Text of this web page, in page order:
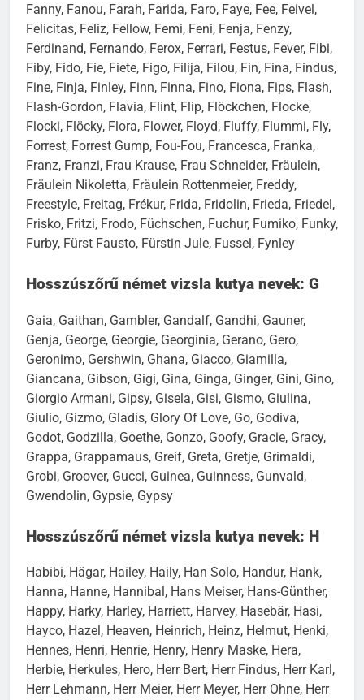
Fanny, Fanou, Farah, Farida, Faro, Faye, Fee, Feivel,
Felicitas, Feliz, Fellow, Femi, Feni, Fenja, Fenzy,
Ferdinand, Fernando, Ferox, Ferrari, Festus, Fever, Fibi,
Fiby, Fido, Fie, Fiete, Figo, Filija, Filou, Fin, Fina, Findus,
Fine, Finja, Finley, Finn, Finna, Fino, Fiona, Fips, Flash,
Flash-Gordon, Flavia, Flint, Flip, Flöckchen, Flocke,
Flocki, Flöcky, Flora, Flower, Floyd, Fluffy, Flummi, Fly,
Forrest, Forrest Gump, Fou-Fou, Francesca, Franka,
Franz, Franzi, Frau Krause, Frau Schneider, Fräulein,
Fräulein Nikoletta, Fräulein Rottenmeier, Freddy,
Freestyle, Freitag, Frékur, Frida, Fridolin, Frieda, Friedel,
Frisko, Fritzi, Frodo, Füchschen, Fuchur, Fumiko, Funky,
Furby, Fürst Fausto, Fürstin Jule, Fussel, Fynley
Hosszúszőrű német vizsla kutya nevek: G
Gaia, Gaithan, Gambler, Gandalf, Gandhi, Gauner,
Genja, George, Georgie, Georginia, Gerano, Gero,
Geronimo, Gershwin, Ghana, Giacco, Giamilla,
Giancana, Gibson, Gigi, Gina, Ginga, Ginger, Gini, Gino,
Giorgio Armani, Gipsy, Gisela, Gisi, Gismo, Giulina,
Giulio, Gizmo, Gladis, Glory Of Love, Go, Godiva,
Godot, Godzilla, Goethe, Gonzo, Goofy, Gracie, Gracy,
Grappa, Grappamaus, Greif, Greta, Gretje, Grimaldi,
Grobi, Groover, Gucci, Guinea, Guinness, Gunvald,
Gwendolin, Gypsie, Gypsy
Hosszúszőrű német vizsla kutya nevek: H
Habibi, Hägar, Hailey, Haily, Han Solo, Handur, Hank,
Hanna, Hanne, Hannibal, Hans Meiser, Hans-Günther,
Happy, Harky, Harley, Harriett, Harvey, Hasebär, Hasi,
Hayco, Hazel, Heaven, Heinrich, Heinz, Helmut, Henki,
Hennes, Henri, Henrie, Henry, Henry Maske, Hera,
Herbie, Herkules, Hero, Herr Bert, Herr Findus, Herr Karl,
Herr Lehmann, Herr Meier, Herr Meyer, Herr Ohne, Herr